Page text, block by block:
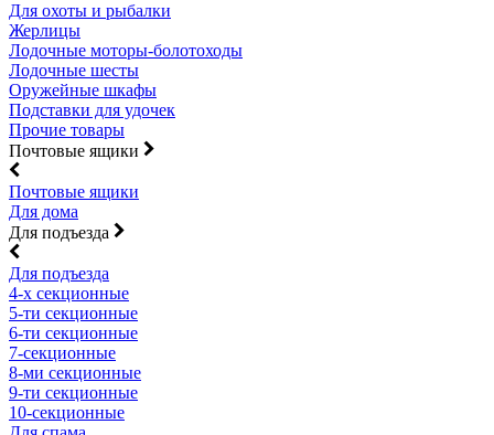
Для охоты и рыбалки
Жерлицы
Лодочные моторы-болотоходы
Лодочные шесты
Оружейные шкафы
Подставки для удочек
Прочие товары
Почтовые ящики
Почтовые ящики
Для дома
Для подъезда
Для подъезда
4-х секционные
5-ти секционные
6-ти секционные
7-секционные
8-ми секционные
9-ти секционные
10-секционные